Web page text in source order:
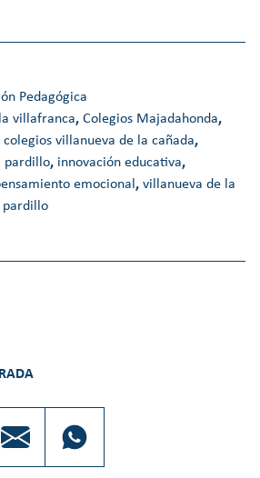
Pedagógica
villafranca, Colegios Majadahonda,
colegios villanueva de la cañada,
pardillo, innovación educativa,
emocional, villanueva de la
pardillo